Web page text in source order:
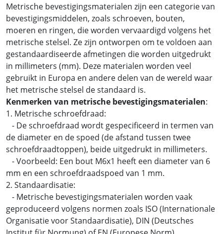
Metrische bevestigingsmaterialen zijn een categorie van
bevestigingsmiddelen, zoals schroeven, bouten,
moeren en ringen, die worden vervaardigd volgens het
metrische stelsel. Ze zijn ontworpen om te voldoen aan
gestandaardiseerde afmetingen die worden uitgedrukt
in millimeters (mm). Deze materialen worden veel
gebruikt in Europa en andere delen van de wereld waar
het metrische stelsel de standaard is.
Kenmerken van metrische bevestigingsmaterialen:
1. Metrische schroefdraad:
- De schroefdraad wordt gespecificeerd in termen van
de diameter en de spoed (de afstand tussen twee
schroefdraadtoppen), beide uitgedrukt in millimeters.
- Voorbeeld: Een bout M6x1 heeft een diameter van 6
mm en een schroefdraadspoed van 1 mm.
2. Standaardisatie:
- Metrische bevestigingsmaterialen worden vaak
geproduceerd volgens normen zoals ISO (Internationale
Organisatie voor Standaardisatie), DIN (Deutsches